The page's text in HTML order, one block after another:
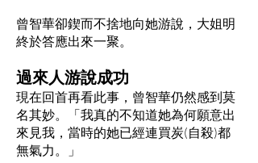
曾智華卻鍥而不捨地向她游說，大姐明
終於答應出來一聚。
過來人游說成功
現在回首再看此事，曾智華仍然感到莫
名其妙。「我真的不知道她為何願意出
來見我，當時的她已經連買炭(自殺)都
無氣力。」